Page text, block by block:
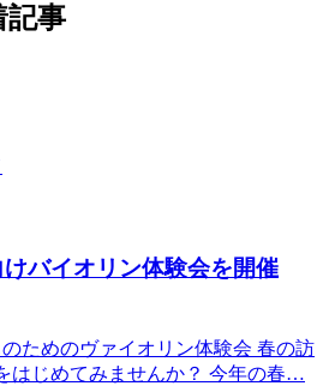
記事
けバイオリン体験会を開催
ためのヴァイオリン体験会 春の訪
はじめてみませんか？ 今年の春…